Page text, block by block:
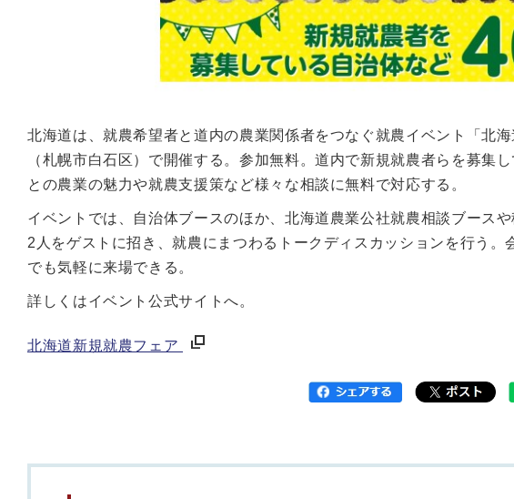
北海道は、就農希望者と道内の農業関係者をつなぐ就農イベント「北
（札幌市白石区）で開催する。参加無料。道内で新規就農者らを募集
との農業の魅力や就農支援策など様々な相談に無料で対応する。
イベントでは、自治体ブースのほか、北海道農業公社就農相談ブース
2人をゲストに招き、就農にまつわるトークディスカッションを行う
でも気軽に来場できる。
詳しくはイベント公式サイトへ。
北海道新規就農フェア